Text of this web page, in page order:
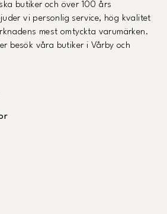
butiker och över 100 års
vi personlig service, hög kvalitet
mest omtyckta varumärken.
besök våra butiker i Vårby och